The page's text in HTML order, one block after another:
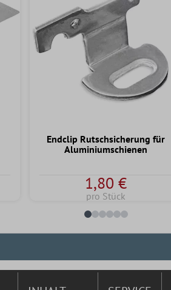
Endclip Rutschsicherung für
Aluminiumschienen
1,80 €
pro Stück